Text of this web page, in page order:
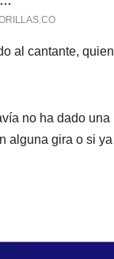
al cantante, quien
no ha dado una
alguna gira o si ya